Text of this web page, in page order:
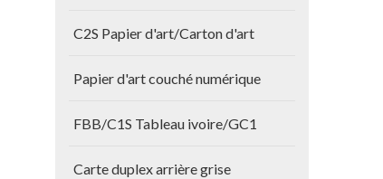
C2S Papier d'art/Carton d'art
Papier d'art couché numérique
FBB/C1S Tableau ivoire/GC1
Carte duplex arrière grise